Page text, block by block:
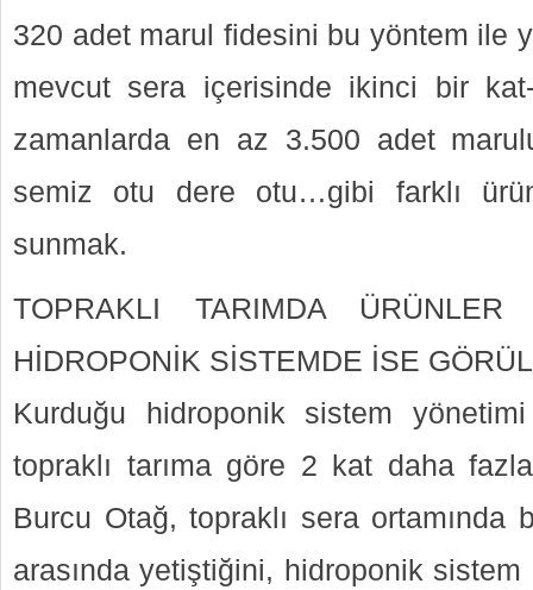
320 adet marul fidesini bu yöntem ile
mevcut sera içerisinde ikinci bir
zamanlarda en az 3.500 adet
semiz otu dere otu…gibi farklı
sunmak.
TOPRAKLI TARIMDA ÜRÜNLER
HİDROPONİK SİSTEMDE İSE
Kurduğu hidroponik sistem
topraklı tarıma göre 2 kat daha
Burcu Otağ, topraklı sera
arasında yetiştiğini, hidroponik